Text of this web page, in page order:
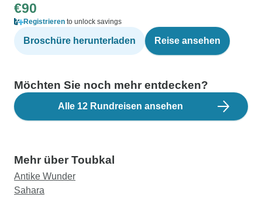
€90
Registrieren to unlock savings
Broschüre herunterladen Reise ansehen
Möchten Sie noch mehr entdecken?
Alle 12 Rundreisen ansehen
Mehr über Toubkal
Antike Wunder
Sahara